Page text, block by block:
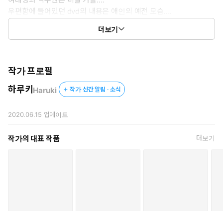
우편함에 들어있던 dvd의 내용은 애인의 예전 모습….
새로 이사 간 집 옆집에서는 그 소리가 들리고… etc.
더보기
작가 프로필
하루키 Haruki 작가 신간 알림 · 소식
2020.06.15 업데이트
작가의 대표 작품 더보기